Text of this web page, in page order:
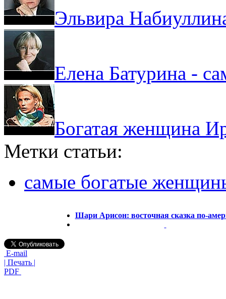
Эльвира
Елена Батурина -
Богатая женщина
Метки статьи:
самые богатые
Шари Арисон: восточная сказка по-
E-mail
| Печать |
PDF